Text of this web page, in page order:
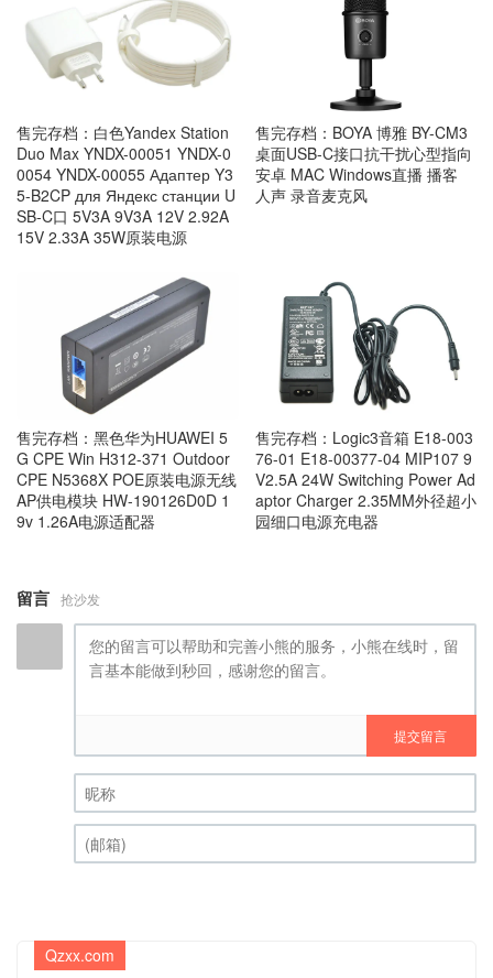
售完存档：白色Yandex Station
Duo Max YNDX-00051 YNDX-0
0054 YNDX-00055 Адаптер Y3
5-B2CP для Яндекс станции U
SB-C口 5V3A 9V3A 12V 2.92A
15V 2.33A 35W原装电源
售完存档：BOYA 博雅 BY-CM3
桌面USB-C接口抗干扰心型指向
安卓 MAC Windows直播 播客
人声 录音麦克风
售完存档：黑色华为HUAWEI 5
G CPE Win H312-371 Outdoor
CPE N5368X POE原装电源无线
AP供电模块 HW-190126D0D 1
9v 1.26A电源适配器
售完存档：Logic3音箱 E18-003
76-01 E18-00377-04 MIP107 9
V2.5A 24W Switching Power Ad
aptor Charger 2.35MM外径超小
园细口电源充电器
留言 抢沙发
提交留言
昵称 (必填)
Qzxx.com